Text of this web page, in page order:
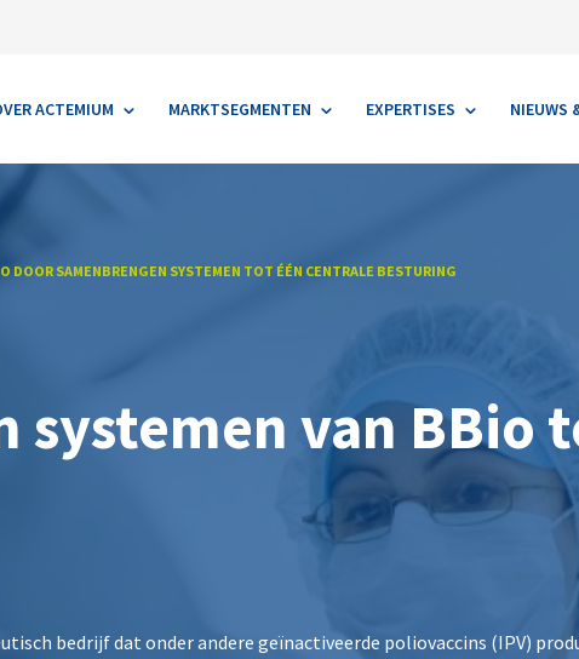
ACTEMIUM MARKTSEGMENTEN EXPERTISES NIEUWS
DOOR SAMENBRENGEN SYSTEMEN TOT ÉÉN CENTRALE BESTURING
systemen van BBio
bedrijf dat onder andere geïnactiveerde poliovaccins (IPV)